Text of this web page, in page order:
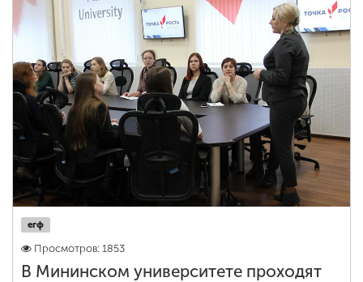
егф
Просмотров: 1853
В Мининском университете проходят